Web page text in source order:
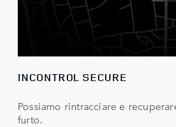
INCONTROL SECURE
Possiamo rintracciare e
furto.